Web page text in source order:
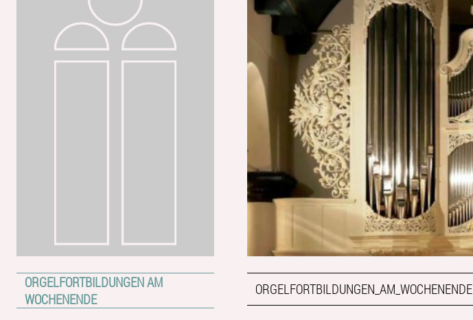
ORGELFORTBILDUNGEN AM
WOCHENENDE
ORGELFORTBILDUNGEN_AM_WOCHENENDE